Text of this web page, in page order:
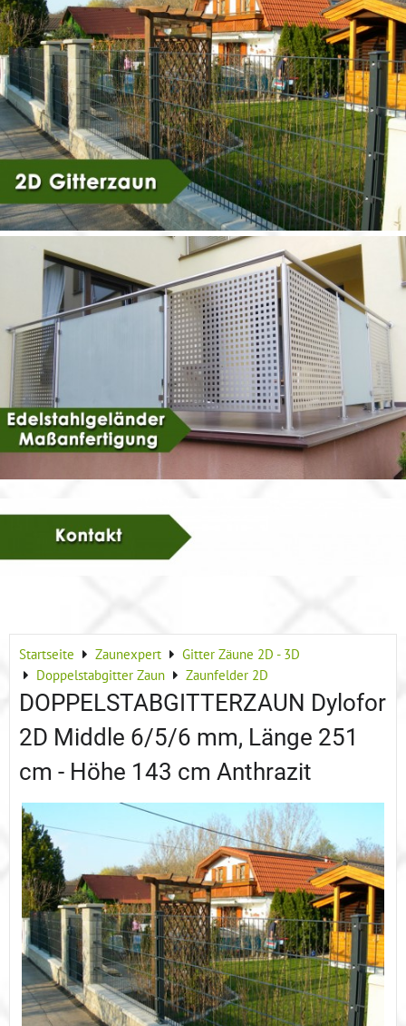
Startseite Zaunexpert
Gitter Zäune 2D - 3D
Doppelstabgitter Zaun
Zaunfelder 2D
DOPPELSTABGITTERZAUN Dylofor
2D Middle 6/5/6 mm, Länge 251
cm - Höhe 143 cm Anthrazit